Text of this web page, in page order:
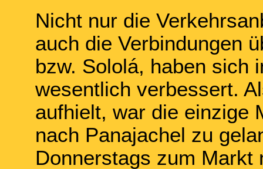
Nicht nur die
auch die Verbindungen
bzw. Sololá, haben sich
wesentlich verbessert.
aufhielt, war die einzige
nach Panajachel zu
Donnerstags zum Markt